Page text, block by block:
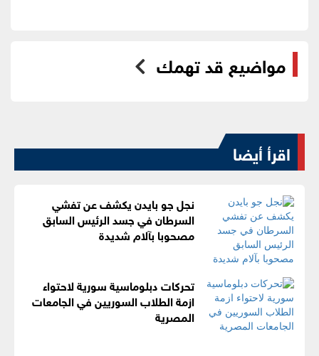
مواضيع قد تهمك
اقرأ أيضا
نجل جو بايدن يكشف عن تفشي
السرطان في جسد الرئيس السابق
مصحوبا بآلام شديدة
تحركات دبلوماسية سورية لاحتواء
ازمة الطلاب السوريين في الجامعات
المصرية